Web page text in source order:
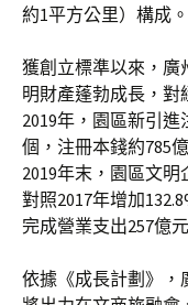
約1平方公里）構成。
獲創立標準以來，廣
明財產蓬勃成長，對
2019年，園區新引進
個，注冊本錢約785
2019年末，園區文明
對照2017年增加
完成營業支出257億
依據《成長計劃》，